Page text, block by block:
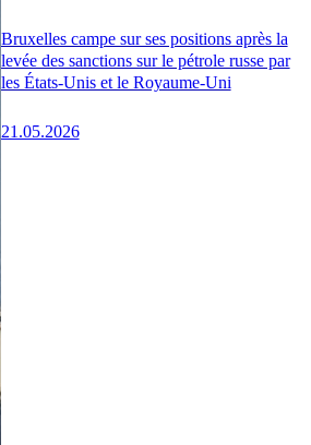
Bruxelles campe sur ses positions après la
levée des sanctions sur le pétrole russe par
les États-Unis et le Royaume-Uni
21.05.2026